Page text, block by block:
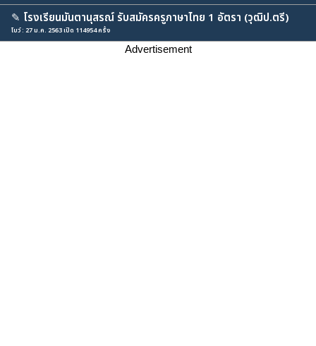
✎ โรงเรียนมันตานุสรณ์ รับสมัครครูภาษาไทย 1 อัตรา (วุฒิป.ตรี)
โบว์ : 27 ม.ค. 2563 เปิด 114954 ครั้ง
Advertisement